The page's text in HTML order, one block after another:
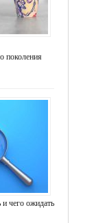
поколения
чего ожидать